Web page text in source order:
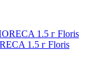
1.5 г Floris